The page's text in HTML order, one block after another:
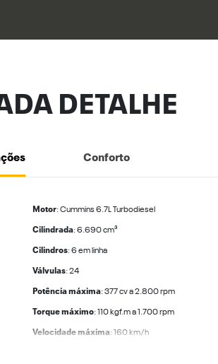
DETALHE
Conforto
Motor : Cummins 6.7L Turbodiesel
Cilindrada : 6.690 cm³
Cilindros : 6 em linha
Válvulas : 24
Potência máxima : 377 cv a 2.800 rpm
Torque máximo : 110 kgf.m a 1.700 rpm
Velocidade máxima : 160 km/h